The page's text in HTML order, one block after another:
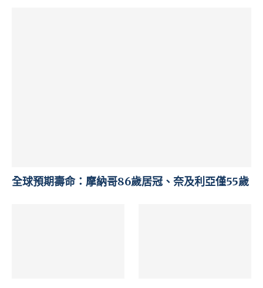
全球預期壽命：摩納哥86歲居冠、奈及利亞僅55歲